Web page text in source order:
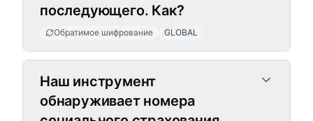
последующего. Как?
Обратимое шифрование GLOBAL
Типы сущностей
Наш инструмент
обнаруживает номера